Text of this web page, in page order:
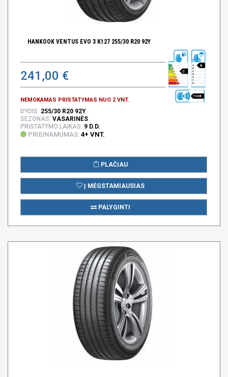
HANKOOK VENTUS EVO 3 K127 255/30 R20 92Y
241,00 €
NEMOKAMAS PRISTATYMAS NUO 2 VNT.
C
A
73 DB
DYDIS: 255/30 R20 92Y
SEZONAS: VASARINĖS
PRISTATYMO LAIKAS: 9 D.D.
PRIEINAMUMAS: 4+ VNT.
PLAČIAU
Į MĖGSTAMIAUSIAS
PALYGINTI